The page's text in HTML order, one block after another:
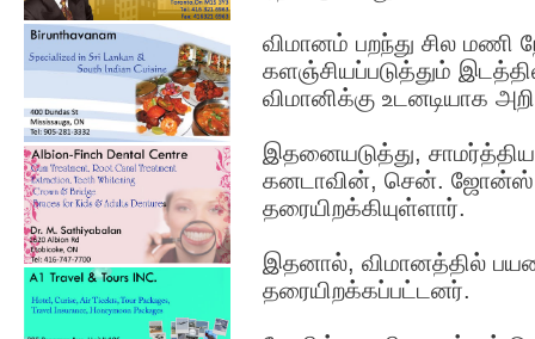
விமானம் பறந்து சில
களஞ்சியப்படுத்தும்
விமானிக்கு உடனடியாக
இதனையடுத்து,
கனடாவின், சென். ஜோன்ஸ்
தரையிறக்கியுள்ளார்.
இதனால், விமானத்தில்
தரையிறக்கப்பட்டனர்.